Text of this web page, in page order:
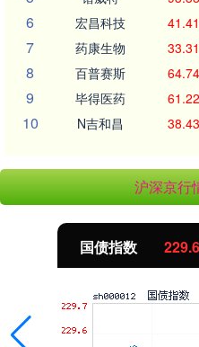
6 宏昌科技 41.41
7 药康生物 33.31
8 百普赛斯 64.74
9 毕得医药 61.22
10 N吉和昌 38.43
沪深京行
国债指数